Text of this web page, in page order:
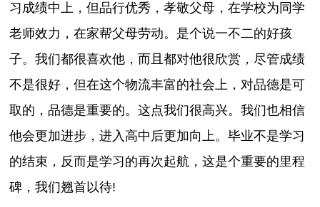
习成绩中上，但品行优秀，孝敬父母，在学校为同学
老师效力，在家帮父母劳动。是个说一不二的好孩
子。我们都很喜欢他，而且都对他很欣赏，尽管成绩
不是很好，但在这个物流丰富的社会上，对品德是可
取的，品德是重要的。这点我们很高兴。我们也相信
他会更加进步，进入高中后更加向上。毕业不是学习
的结束，反而是学习的再次起航，这是个重要的里程
碑，我们翘首以待!